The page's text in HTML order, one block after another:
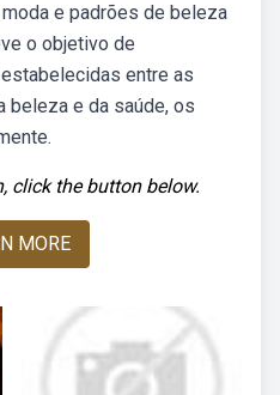
e padrões de beleza
o objetivo de
entre as
beleza e da saúde, os
click the button below.
MORE